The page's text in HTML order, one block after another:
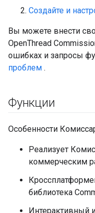
Создайте и
Вы можете внести
OpenThread
ошибках и запросы
проблем .
Функции
Особенности
Реализует
коммерческим
библиотека
Интерактивный